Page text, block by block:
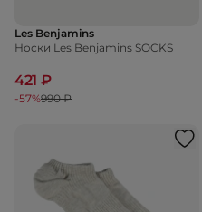
Les Benjamins
Носки Les Benjamins SOCKS
421 ₽
-57%990 ₽